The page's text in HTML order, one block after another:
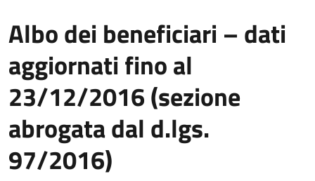
Albo dei beneficiari – dati
aggiornati fino al
23/12/2016 (sezione
abrogata dal d.lgs.
97/2016)